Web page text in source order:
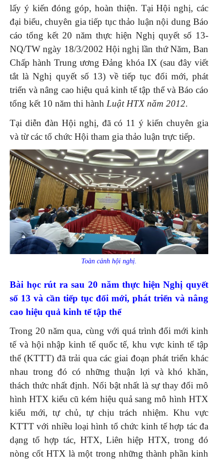
lấy ý kiến đóng góp, hoàn thiện. Tại Hội nghị, các
đại biểu, chuyên gia tiếp tục thảo luận nội dung Báo
cáo tổng kết 20 năm thực hiện Nghị quyết số 13-
NQ/TW ngày 18/3/2002 Hội nghị lần thứ Năm, Ban
Chấp hành Trung ương Đảng khóa IX (sau đây viết
tắt là Nghị quyết số 13) về tiếp tục đổi mới, phát
triển và nâng cao hiệu quả kinh tế tập thể và Báo cáo
tổng kết 10 năm thi hành Luật HTX năm 2012.
Tại diễn đàn Hội nghị, đã có 11 ý kiến chuyên gia
và từ các tổ chức Hội tham gia thảo luận trực tiếp.
Toàn cảnh hội nghị.
Bài học rút ra sau 20 năm thực hiện Nghị quyết
số 13 và cần tiếp tục đổi mới, phát triển và nâng
cao hiệu quả kinh tế tập thể
Trong 20 năm qua, cùng với quá trình đổi mới kinh
tế và hội nhập kinh tế quốc tế, khu vực kinh tế tập
thể (KTTT) đã trải qua các giai đoạn phát triển khác
nhau trong đó có những thuận lợi và khó khăn,
thách thức nhất định. Nổi bật nhất là sự thay đổi mô
hình HTX kiểu cũ kém hiệu quả sang mô hình HTX
kiểu mới, tự chủ, tự chịu trách nhiệm. Khu vực
KTTT với nhiều loại hình tổ chức kinh tế hợp tác đa
dạng tổ hợp tác, HTX, Liên hiệp HTX, trong đó
nòng cốt HTX là một trong những thành phần kinh